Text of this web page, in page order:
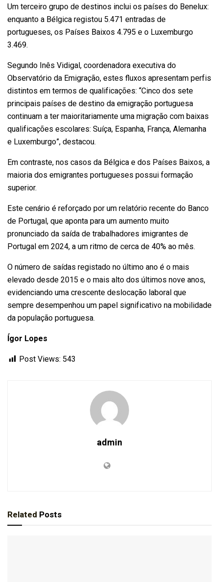
Um terceiro grupo de destinos inclui os países do Benelux:
enquanto a Bélgica registou 5.471 entradas de
portugueses, os Países Baixos 4.795 e o Luxemburgo
3.469.
Segundo Inês Vidigal, coordenadora executiva do
Observatório da Emigração, estes fluxos apresentam perfis
distintos em termos de qualificações: “Cinco dos sete
principais países de destino da emigração portuguesa
continuam a ter maioritariamente uma migração com baixas
qualificações escolares: Suíça, Espanha, França, Alemanha
e Luxemburgo”, destacou.
Em contraste, nos casos da Bélgica e dos Países Baixos, a
maioria dos emigrantes portugueses possui formação
superior.
Este cenário é reforçado por um relatório recente do Banco
de Portugal, que aponta para um aumento muito
pronunciado da saída de trabalhadores imigrantes de
Portugal em 2024, a um ritmo de cerca de 40% ao mês.
O número de saídas registado no último ano é o mais
elevado desde 2015 e o mais alto dos últimos nove anos,
evidenciando uma crescente deslocação laboral que
sempre desempenhou um papel significativo na mobilidade
da população portuguesa.
Ígor Lopes
Post Views: 543
admin
Related Posts